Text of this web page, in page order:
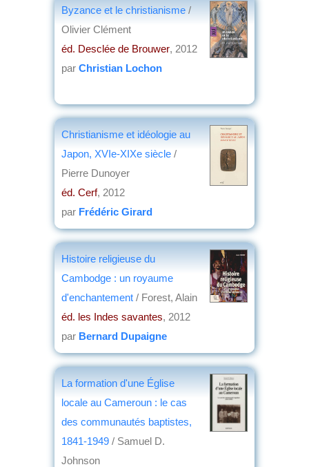
Byzance et le christianisme /
Olivier Clément
éd. Desclée de Brouwer, 2012
par Christian Lochon
Christianisme et idéologie au
Japon, XVIe-XIXe siècle /
Pierre Dunoyer
éd. Cerf, 2012
par Frédéric Girard
Histoire religieuse du
Cambodge : un royaume
d'enchantement / Forest, Alain
éd. les Indes savantes, 2012
par Bernard Dupaigne
La formation d'une Église
locale au Cameroun : le cas
des communautés baptistes,
1841-1949 / Samuel D.
Johnson